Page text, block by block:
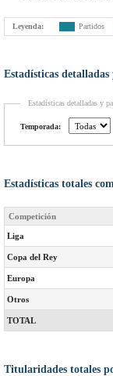
Leyenda: Partidos
Estadísticas
Estadísticas detalladas y
Temporada:
Estadísticas totales
Competición
Liga
Copa del Rey
Europa
Otros
TOTAL
Titularidades totales